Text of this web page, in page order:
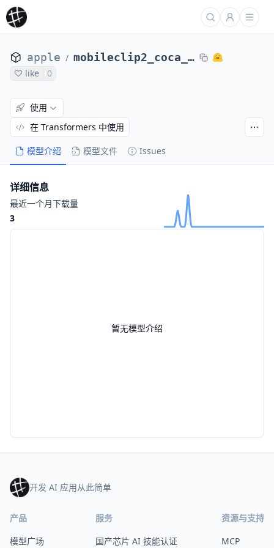
apple / mobileclip2_coca_dfn2b_s13b_dci-extended_s12m_context77
like 0
模型介绍 模型文件 Issues
使用
在 Transformers 中使用
暂无模型介绍
详细信息
最近一个月下载量
3
开发 AI 应用从此简单
产品
模型广场
服务
国产芯片 AI 技能认证
资源与支持
MCP